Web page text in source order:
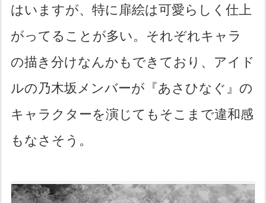
はいますが、特に扉絵は可愛らしく仕上
がってることが多い。それぞれキャラ
の描き分けなんかもできており、アイド
ルの乃木坂メンバーが『あさひなぐ』の
キャラクターを演じてもそこまで違和感
もなさそう。